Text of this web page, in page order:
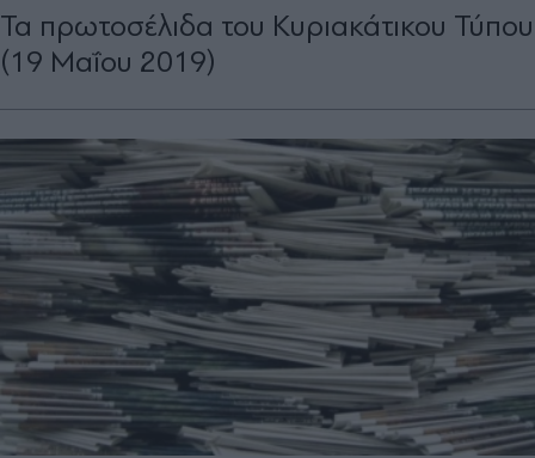
Τα πρωτοσέλιδα του Κυριακάτικου Τύπου
(19 Μαΐου 2019)